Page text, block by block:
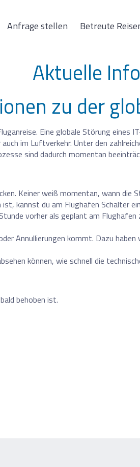
Anfrage stellen Betreute
Aktuelle
zu der
Eine globale Störung
im Luftverkehr. Unter den
sind dadurch momentan
Keiner weiß momentan, wann die
kannst du am Flughafen Schalter
vorher als geplant am
Annullierungen kommt. Dazu
können, wie schnell die
behoben ist.